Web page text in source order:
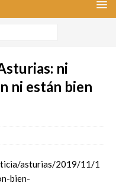
ni
ni están bien
asturias/2019/11/1
bien-